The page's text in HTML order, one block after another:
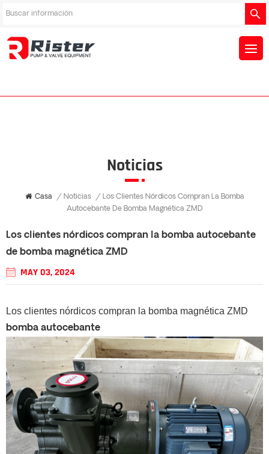
Noticias
Casa / Noticias / Los Clientes Nórdicos Compran La Bomba
Autocebante De Bomba Magnética ZMD
Los clientes nórdicos compran la bomba autocebante
de bomba magnética ZMD
MAY 03, 2024
Los clientes nórdicos compran la bomba magnética ZMD
bomba autocebante